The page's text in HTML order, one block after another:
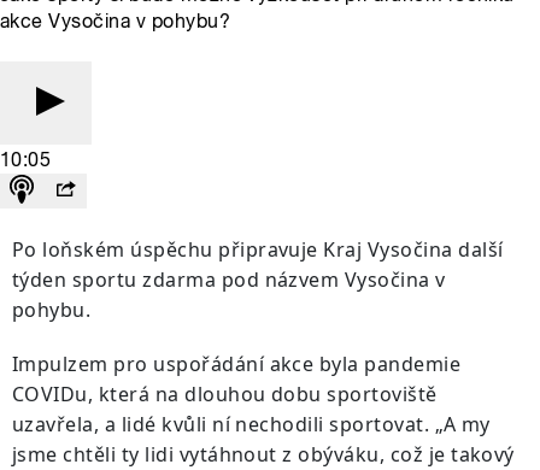
akce Vysočina v pohybu?
10:05
Po loňském úspěchu připravuje Kraj Vysočina další
týden sportu zdarma pod názvem Vysočina v
pohybu.
Impulzem pro uspořádání akce byla pandemie
COVIDu, která na dlouhou dobu sportoviště
uzavřela, a lidé kvůli ní nechodili sportovat. „A my
jsme chtěli ty lidi vytáhnout z obýváku, což je takový